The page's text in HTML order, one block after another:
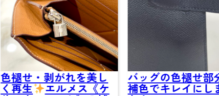
剥がれを美し
エルメス《ケ
バッグの色褪せ部分を
補色でキレイにしまし